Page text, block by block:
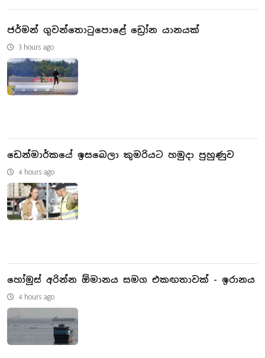
ජර්මන් ගුවන්තොටුපොළේ ඩ්‍රෝන යානයක්
3 hours ago
ඩෙන්මාර්කයේ ඉසබෙලා කුමරියට හමුදා පුහුණුව
4 hours ago
හෝමූස් අරින්න ඕමානය සමග එකඟතාවක් - ඉරානය
4 hours ago